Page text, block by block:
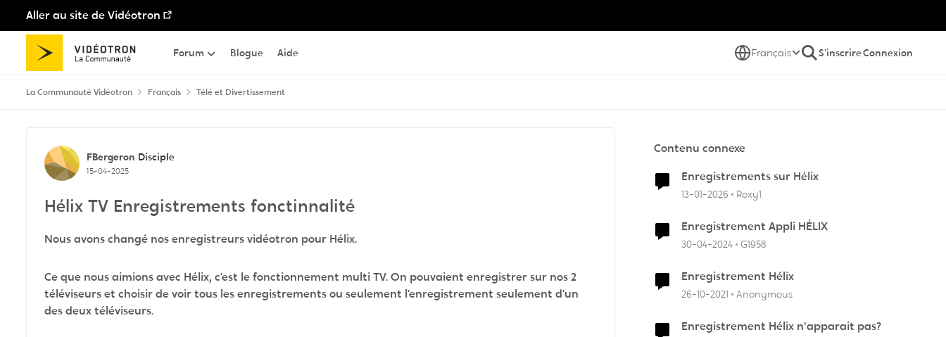
Aller au site de Vidéotron
Passer au contenu
Forum Blogue Aide Français S'inscrireConnexion
La Communauté Vidéotron Français Télé et Divertissement
Discussion de forum
FBergeron Disciple
15-04-2025
Hélix TV Enregistrements fonctinnalité
Nous avons changé nos enregistreurs vidéotron pour Hélix.
Ce que nous aimions avec Hélix, c’est le fonctionnement multi TV. On pouvaient enregistrer sur nos 2
téléviseurs et choisir de voir tous les enregistrements ou seulement l’enregistrement seulement d’un
des deux téléviseurs.
Contenu connexe
Enregistrements sur Hélix
13-01-2026 Roxy1
Enregistrement Appli HÉLIX
30-04-2024 G1958
Enregistrement Hélix
26-10-2021 Anonymous
Enregistrement Hélix n'apparait pas?